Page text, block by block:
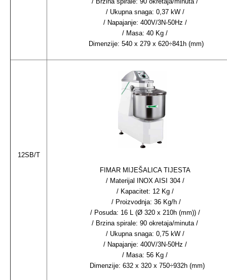
/ Ukupna snaga: 0,37 kW /
/ Napajanje: 400V/3N-50Hz /
/ Masa: 40 Kg /
Dimenzije: 540 x 279 x 620÷841h (mm)
12SB/T
FIMAR MIJEŠALICA TIJESTA
/ Materijal INOX AISI 304 /
/ Kapacitet: 12 Kg /
/ Proizvodnja: 36 Kg/h /
/ Posuda: 16 L (Ø 320 x 210h (mm)) /
/ Brzina spirale: 90 okretaja/minuta /
/ Ukupna snaga: 0,75 kW /
/ Napajanje: 400V/3N-50Hz /
/ Masa: 56 Kg /
Dimenzije: 632 x 320 x 750÷932h (mm)